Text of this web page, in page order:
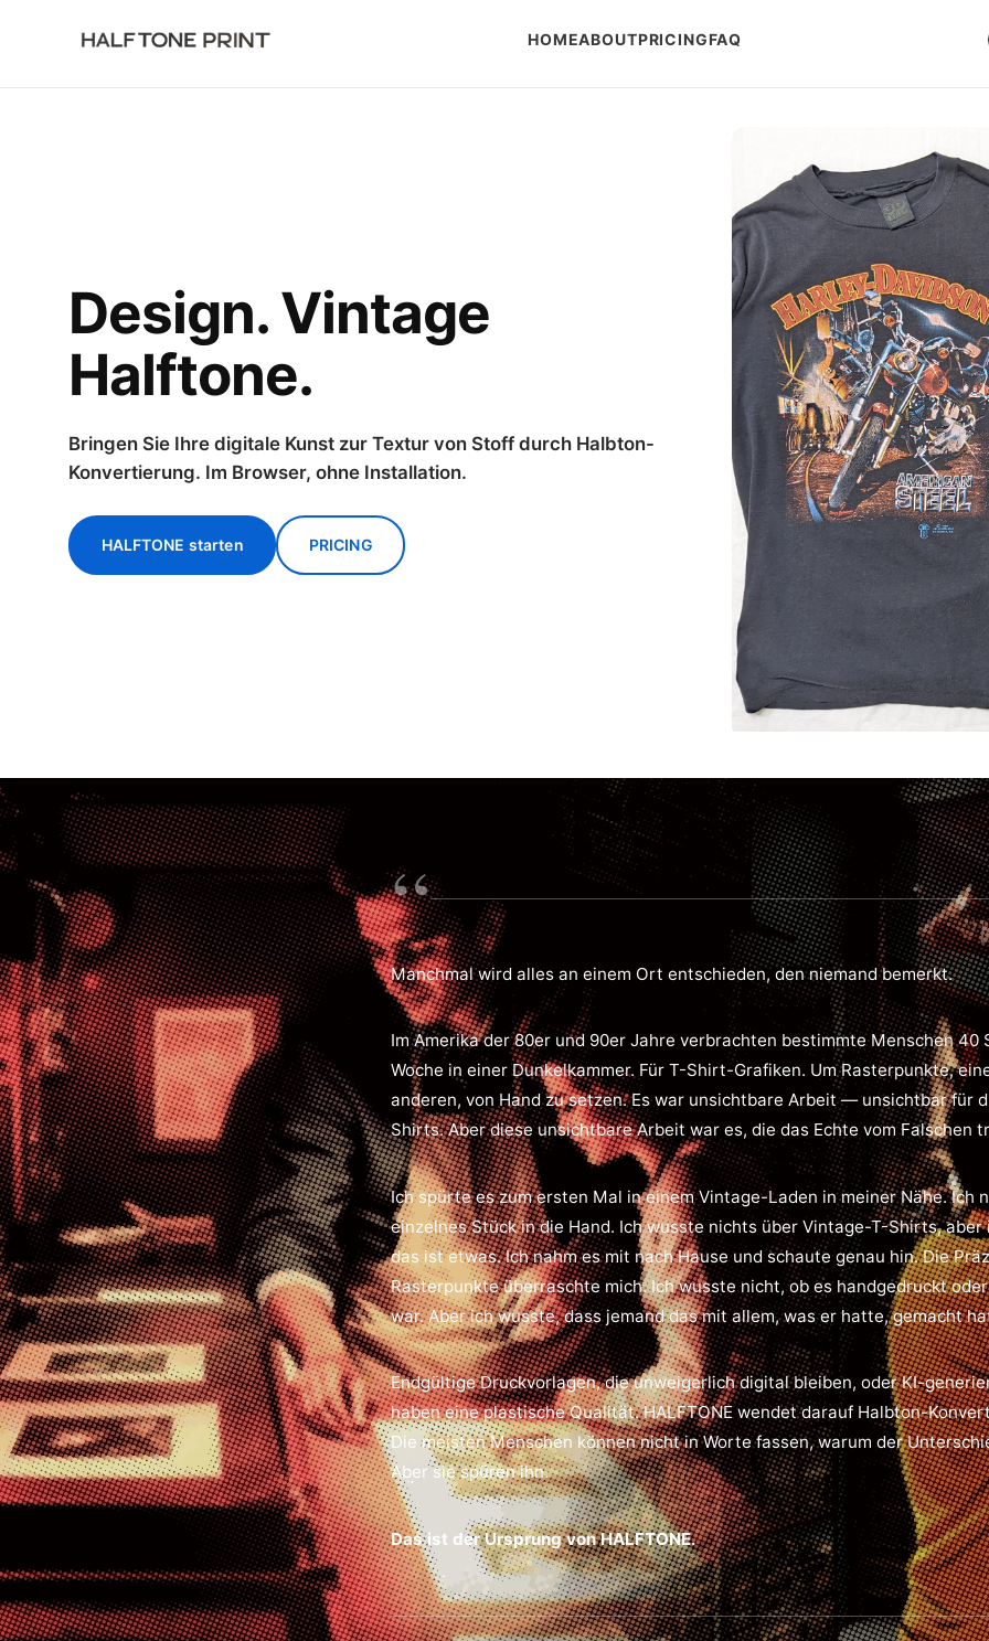
HOMEABOUTPRICINGFAQ
Design. Vintage
Halftone.
Bringen Sie Ihre digitale Kunst zur Textur von Stoff durch Halbton-
Konvertierung. Im Browser, ohne Installation.
HALFTONE starten PRICING
“
Manchmal wird alles an einem Ort entschieden, den niemand bemerkt.
Im Amerika der 80er und 90er Jahre verbrachten bestimmte Menschen 40
Woche in einer Dunkelkammer. Für T-Shirt-Grafiken. Um Rasterpunkte,
anderen, von Hand zu setzen. Es war unsichtbare Arbeit — unsichtbar für
Shirts. Aber diese unsichtbare Arbeit war es, die das Echte vom Falschen
Ich spürte es zum ersten Mal in einem Vintage-Laden in meiner Nähe. Ich
einzelnes Stück in die Hand. Ich wusste nichts über Vintage-T-Shirts, aber
das ist etwas. Ich nahm es mit nach Hause und schaute genau hin. Die
Rasterpunkte überraschte mich. Ich wusste nicht, ob es handgedruckt
war. Aber ich wusste, dass jemand das mit allem, was er hatte, gemacht
Endgültige Druckvorlagen, die unweigerlich digital bleiben, oder KI-
haben eine plastische Qualität. HALFTONE wendet darauf Halbton-
Die meisten Menschen können nicht in Worte fassen, warum der
Aber sie spüren ihn.
Das ist der Ursprung von HALFTONE.